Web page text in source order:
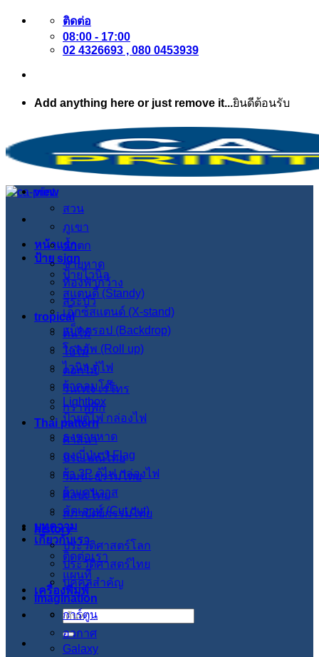
ข้าม
เนื้อหา
ติดต่อ
08:00 - 17:00
02 4326693 , 080 0453939
Add anything here or just remove it...ยินดีต้อนรับ
หน้าแรก
ป้าย sign
ป้ายไวนิล
สแตนดี้ (Standy)
เอ็กซ์สแตนด์ (X-stand)
แบ็คดรอป (Backdrop)
โรลอัพ (Roll up)
ไวนิล ตู้ไฟ
ผ้าคลุมโต๊ะ
Lightbox
ป้ายตู้ไฟ กล่องไฟ
ธงชายหาด
ธงญี่ปุ่น J-Flag
ผ้า 3P ตู้ไฟ กล่องไฟ
ผ้าแคนวาส
คัตเอาท์ (Cut out)
บทความ
เกี่ยวกับเรา
ติดต่อเรา
แผนที่
เครื่องพิมพ์
ค้นหา:
view
สวน
ภูเขา
น้ำตก
ชายหาด
ท้องฟ้ากว้าง
สระบัว
tropical
ต้นไม้
ใบไม้
ดอกไม้
วินเทจ เรโทร
กราฟฟิก
Thai pattern
ศาสนา
ประเพณีไทย
วัฒนะธรรมไทย
ศิลปะไทย
สภาปัตย์กรรมไทย
history
ประวัติศาสตร์โลก
ประวัติศาสตร์ไทย
บุคคลสำคัญ
imagination
การ์ตูน
อวกาศ
Galaxy